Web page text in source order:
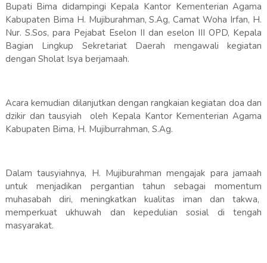
Bupati Bima didampingi Kepala Kantor Kementerian Agama
Kabupaten Bima H. Mujiburahman, S.Ag, Camat Woha Irfan, H.
Nur. S.Sos, para Pejabat Eselon II dan eselon III OPD, Kepala
Bagian Lingkup Sekretariat Daerah mengawali kegiatan
dengan Sholat Isya berjamaah.
Acara kemudian dilanjutkan dengan rangkaian kegiatan doa dan
dzikir dan tausyiah oleh Kepala Kantor Kementerian Agama
Kabupaten Bima, H. Mujiburrahman, S.Ag.
Dalam tausyiahnya, H. Mujiburahman mengajak para jamaah
untuk menjadikan pergantian tahun sebagai momentum
muhasabah diri, meningkatkan kualitas iman dan takwa,
memperkuat ukhuwah dan kepedulian sosial di tengah
masyarakat.